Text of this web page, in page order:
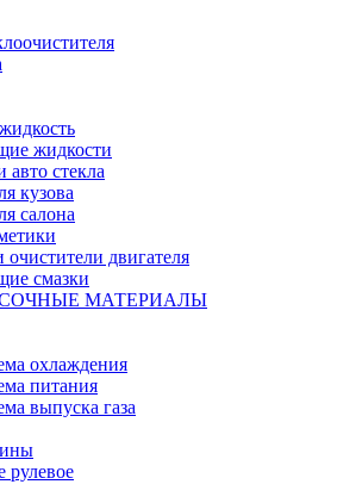
жидкости
авто стекла
кузова
салона
двигателя
смазки
МАТЕРИАЛЫ
охлаждения
питания
выпуска газа
рулевое